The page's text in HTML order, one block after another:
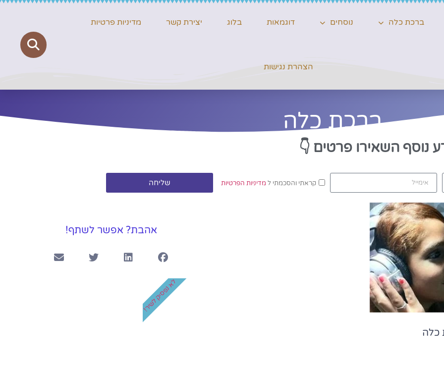
ברכת כלה נוסחים דוגמאות בלוג יצירת קשר מדיניות פרטיות
הצהרת נגישות
ברכת כלה
נוסף השאירו פרטים 👇
קראתי והסכמתי ל מדיניות הפרטיות שליחה
כלה
אהבת? אפשר לשתף!
לא נפסיק לשיר!